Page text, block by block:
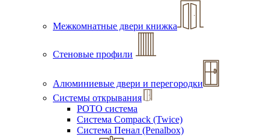
Межкомнатные двери книжка
Стеновые профили
Алюминиевые двери и перегородки
Системы открывания
РОТО система
Система Compack (Twice)
Система Пенал (Penalbox)